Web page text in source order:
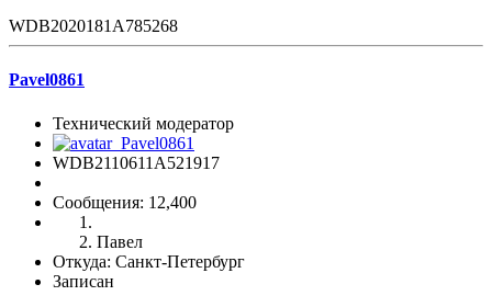
WDB2020181A785268
Pavel0861
Технический модератор
WDB2110611A521917
Сообщения: 12,400
Павел
Откуда: Санкт-Петербург
Записан